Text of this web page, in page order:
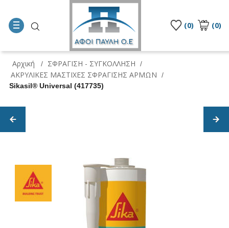
(0) (0)
Αρχική / ΣΦΡΑΓΙΣΗ - ΣΥΓΚΟΛΛΗΣΗ /
ΑΚΡΥΛΙΚΕΣ ΜΑΣΤΙΧΕΣ ΣΦΡΑΓΙΣΗΣ ΑΡΜΩΝ
/
Sikasil® Universal (417735)